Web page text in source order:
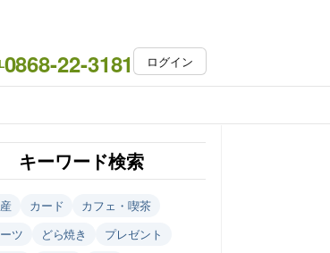
0868-22-3181 ログイン
キーワード検索
カード
カフェ・喫茶
ツ
どら焼き
プレゼント